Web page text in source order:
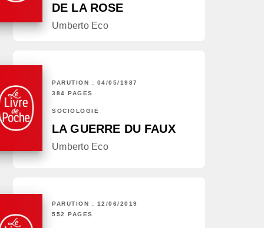
DE LA ROSE
Umberto Eco
PARUTION : 04/05/1987
384 PAGES
SOCIOLOGIE
LA GUERRE DU FAUX
Umberto Eco
PARUTION : 12/06/2019
552 PAGES